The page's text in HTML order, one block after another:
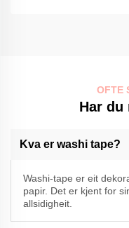
OFTE
Har du
Kva er washi tape?
Washi-tape er eit
papir. Det er kjent for
allsidigheit.